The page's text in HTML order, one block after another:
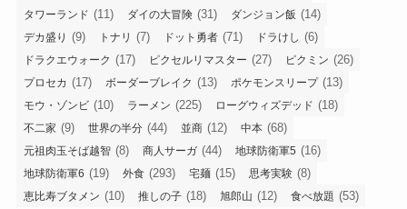
タワーランド (11) ダイの大冒険 (31) ダンジョン飯 (14)
デカ盛り (9) トナリ (7) ドット勇者 (71) ドラけし (6)
ドラクエウォーク (17) ピクセルリマスター (27) ピクミン (26)
プロセカ (17) ボーダーブレイク (13) ポケモンスリープ(13)
モウ・ゾンビ (10) ラーメン (225) ローグウィズデッド (18)
不二家 (9) 世界の半分 (44) 並商 (12) 中本 (68)
元祖肉玉そば越智 (8) 商人サーガ (44) 地球防衛軍5 (16)
地球防衛軍6 (19) 外食 (293) 宅麺 (15) 思考実験 (8)
恵比寿ブタメン (10) 推しの子 (18) 旭郎山 (12) 食べ放題 (53)